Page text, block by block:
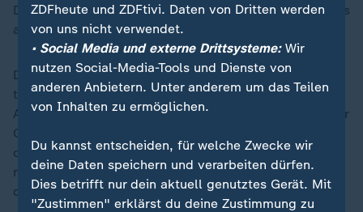
Deutschland vertragen E10 problemlos. Fast alle Autos
ab Baujahr 2012 sind E10-tauglich.
Dem ADAC sind keine Fälle bekannt, in denen E10-
taugliche Motoren durch E10 Schäden erlitten haben.
Ausnahmen: Bei sehr alten Fahrzeugen (vor 2011) oder
Oldtimern kann der höhere Ethanolanteil Aluminium
oder Gummidichtungen angreifen. Im Zweifel sollte
man in der Betriebsanleitung des Autos nachlesen, ob
der Motor E10 verträgt oder nicht.
ZDFheute und ZDFtivi. Daten von Dritten werden
von uns nicht verwendet.
• Social Media und externe Drittsysteme:Wir
nutzen Social-Media-Tools und Dienste von
anderen Anbietern. Unter anderem um das Teilen
von Inhalten zu ermöglichen.
Du kannst entscheiden, für welche Zwecke wir
deine Daten speichern und verarbeiten dürfen.
Dies betrifft nur dein aktuell genutztes Gerät. Mit
"Zustimmen" erklärst du deine Zustimmung zu